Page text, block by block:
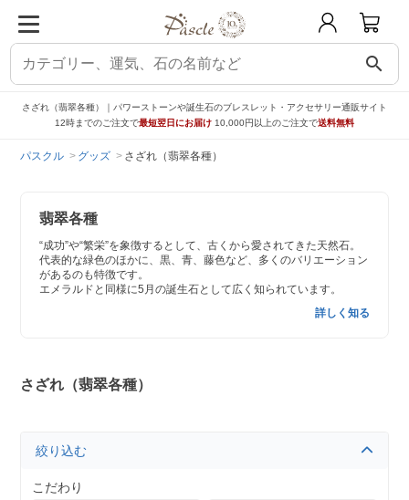
search
さざれ（翡翠各種）｜パワーストーンや誕生石のブレスレット・アクセサリー通販サイト
12時までのご注文で最短翌日にお届け 10,000円以上のご注文で送料無料
パスクル グッズ さざれ（翡翠各種）
翡翠各種
“成功”や“繁栄”を象徴するとして、古くから愛されてきた天然石。
代表的な緑色のほかに、黒、青、藤色など、多くのバリエーション
があるのも特徴です。
エメラルドと同様に5月の誕生石として広く知られています。
詳しく知る
さざれ（翡翠各種）
絞り込む
こだわり